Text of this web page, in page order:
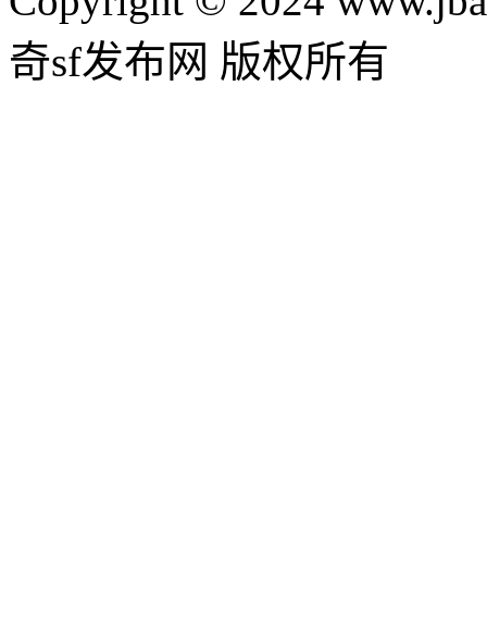
奇sf发布网 版权所有